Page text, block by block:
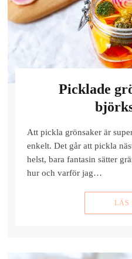
Picklade
Att pickla grönsaker är
enkelt. Det går att pickla
helst, bara fantasin sätter
hur och varför jag…
LÄS